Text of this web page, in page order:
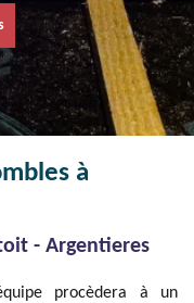
à
- Argentieres
procèdera à un